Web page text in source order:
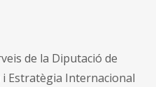
de la Diputació de
i Estratègia Internacional